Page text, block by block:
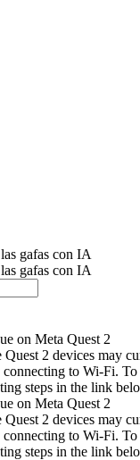
gafas con IA
gafas con IA
on Meta Quest 2
Quest 2 devices may
to Wi-Fi. To
steps in the link
on Meta Quest 2
Quest 2 devices may
to Wi-Fi. To
steps in the link